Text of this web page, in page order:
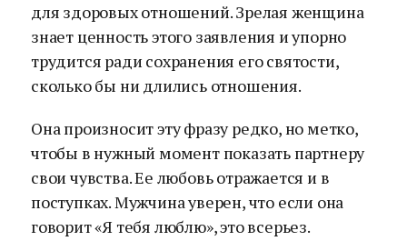
для здоровых отношений. Зрелая женщина
знает ценность этого заявления и упорно
трудится ради сохранения его святости,
сколько бы ни длились отношения.
Она произносит эту фразу редко, но метко,
чтобы в нужный момент показать партнеру
свои чувства. Ее любовь отражается и в
поступках. Мужчина уверен, что если она
говорит «Я тебя люблю», это всерьез.